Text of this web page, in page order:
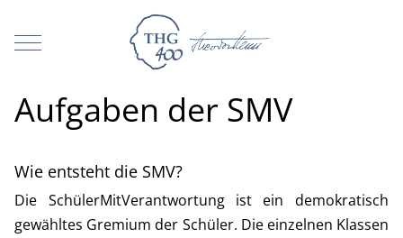
Mobile Menu Toggle
Aufgaben der SMV
Wie entsteht die SMV?
Die SchülerMitVerantwortung ist ein demokratisch
gewähltes Gremium der Schüler. Die einzelnen Klassen